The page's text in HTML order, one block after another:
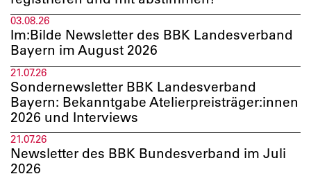
03.08.26
Im:Bilde Newsletter des BBK Landesverband
Bayern im August 2026
21.07.26
Sondernewsletter BBK Landesverband
Bayern: Bekanntgabe Atelierpreisträger:innen
2026 und Interviews
21.07.26
Newsletter des BBK Bundesverband im Juli
2026